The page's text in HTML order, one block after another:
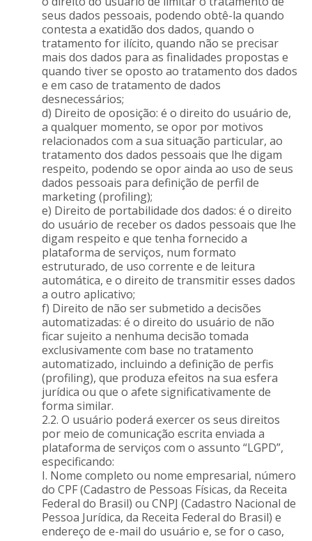
seus dados pessoais, podendo obtê-la quando
contesta a exatidão dos dados, quando o
tratamento for ilícito, quando não se precisar
mais dos dados para as finalidades propostas e
quando tiver se oposto ao tratamento dos dados
e em caso de tratamento de dados
desnecessários;
d) Direito de oposição: é o direito do usuário de,
a qualquer momento, se opor por motivos
relacionados com a sua situação particular, ao
tratamento dos dados pessoais que lhe digam
respeito, podendo se opor ainda ao uso de seus
dados pessoais para definição de perfil de
marketing (profiling);
e) Direito de portabilidade dos dados: é o direito
do usuário de receber os dados pessoais que lhe
digam respeito e que tenha fornecido a
plataforma de serviços, num formato
estruturado, de uso corrente e de leitura
automática, e o direito de transmitir esses dados
a outro aplicativo;
f) Direito de não ser submetido a decisões
automatizadas: é o direito do usuário de não
ficar sujeito a nenhuma decisão tomada
exclusivamente com base no tratamento
automatizado, incluindo a definição de perfis
(profiling), que produza efeitos na sua esfera
jurídica ou que o afete significativamente de
forma similar.
2.2. O usuário poderá exercer os seus direitos
por meio de comunicação escrita enviada a
plataforma de serviços com o assunto “LGPD”,
especificando:
I. Nome completo ou nome empresarial, número
do CPF (Cadastro de Pessoas Físicas, da Receita
Federal do Brasil) ou CNPJ (Cadastro Nacional de
Pessoa Jurídica, da Receita Federal do Brasil) e
endereço de e-mail do usuário e, se for o caso,